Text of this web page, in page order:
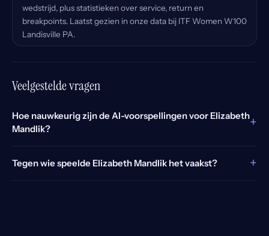
wedstrijd, plus statistieken over service, return en
breakpoints. Laatst gezien in onze data bij ITF Women W100
Landisville PA.
Veelgestelde vragen
Hoe nauwkeurig zijn de AI-voorspellingen voor Elizabeth
Mandlik?
+
Tegen wie speelde Elizabeth Mandlik het vaakst? +